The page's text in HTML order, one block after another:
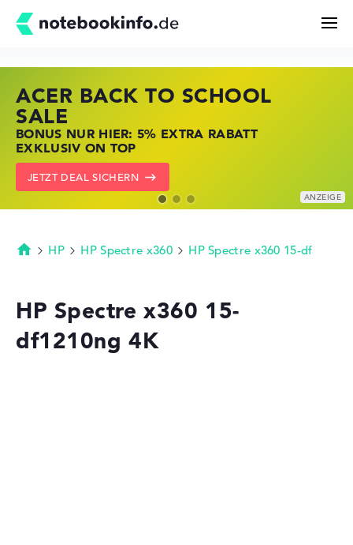
Kaufberatung
Technik & Wissen
Deals
Merkzettel
ACER BACK TO SCHOOL
SALE
BONUS NUR HIER: 5% EXTRA RABATT
EXKLUSIV ON TOP
JETZT DEAL SICHERN
HP STORE SSV DEALS
JETZT ZUGREIFEN: NOTEBOOKS BEI HP
KRÄFTIG REDUZIERT
ZU DEN HP ANGEBOTEN
LENOVO LAPTOP DEALS
NOTEBOOKS BEI LENOVO JETZT
KRÄFTIG REDUZIERT
LENOVO DEALS ZEIGEN
Startseite
HP HP Spectre x360 HP Spectre x360 15-df
HP Spectre x360 15-
df1210ng 4K